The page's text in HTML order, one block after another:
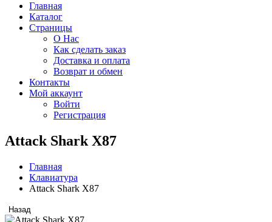
Главная
Каталог
Страницы
О Нас
Как сделать заказ
Доставка и оплата
Возврат и обмен
Контакты
Мой аккаунт
Войти
Регистрация
Attack Shark X87
Главная
Клавиатура
Attack Shark X87
Назад